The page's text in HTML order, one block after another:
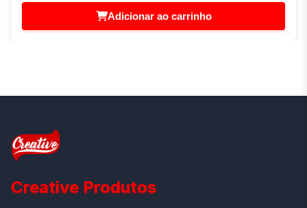
Adicionar ao carrinho
Creative Produtos